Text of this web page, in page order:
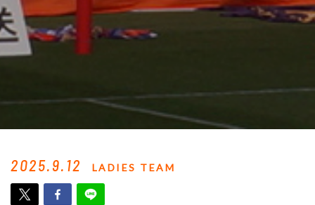
2025.9.12 LADIES TEAM